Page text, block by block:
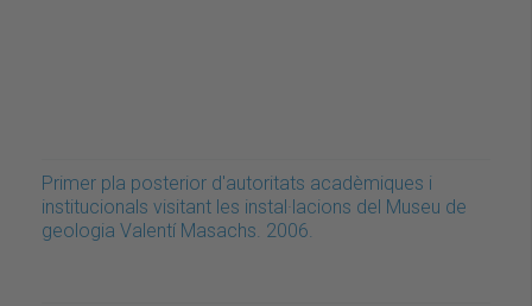
Primer pla posterior d'autoritats acadèmiques i
institucionals visitant les instal·lacions del Museu de
geologia Valentí Masachs. 2006.